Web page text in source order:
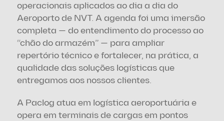
operacionais aplicados ao dia a dia do
Aeroporto de NVT. A agenda foi uma imersão
completa — do entendimento do processo ao
“chão do armazém” — para ampliar
repertório técnico e fortalecer, na prática, a
qualidade das soluções logísticas que
entregamos aos nossos clientes.
A Paclog atua em logística aeroportuária e
opera em terminais de cargas em pontos